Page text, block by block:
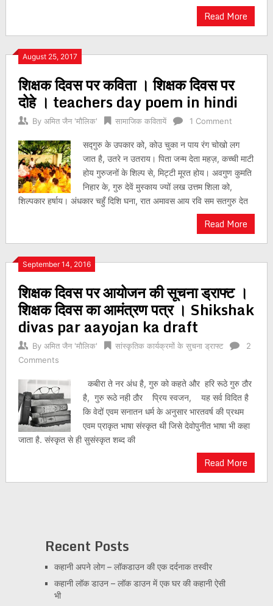
Read More
August 25, 2017
शिक्षक दिवस पर कविता । शिक्षक दिवस पर
दोहे । teachers day poem in hindi
By अमित जैन 'मौलिक' सामाजिक कवितायें 1 Comment
सद्गुरु के उपकार को, कोउ चुका न पाय रंग चोखो लग
जात है, उतरे न उतराय। पिता जन्म देता महज़, कच्ची माटी
होय गुरुजनों के शिल्प से, मिट्टी मूरत होय। अवगुण कुमति
निहार के, गुरु देवें मुस्काय ज्यों लख उत्तम शिला को,
शिल्पकार हर्षाय। अंधकार चहुँ दिशि घना, रात अमावस आय रवि सम सतगुरु देत
Read More
September 14, 2016
शिक्षक दिवस पर आयोजन की सूचना ड्राफ्ट ।
शिक्षक दिवस का आमंत्रण पत्र । Shikshak
divas par aayojan ka draft
By अमित जैन 'मौलिक' सांस्कृतिक कार्यक्रमों के सुचना ड्राफ्ट
2
Comments
कबीरा ते नर अंध है, गुरु को कहते और हरि रूठे गुरु ठौर
है, गुरु रूठे नही ठौर प्रिय स्वजन, यह सर्व विदित है
कि वेदों एवम सनातन धर्म के अनुसार भारतवर्ष की प्रथम
एवम प्राकृत भाषा संस्कृत थी जिसे देवोपुनीत भाषा भी कहा
जाता है. संस्कृत से ही सुसंस्कृत शब्द की
Read More
Recent Posts
कहानी अपने लोग – लॉकडाउन की एक दर्दनाक तस्वीर
कहानी लॉक डाउन – लॉक डाउन में एक घर की कहानी ऐसी
भी